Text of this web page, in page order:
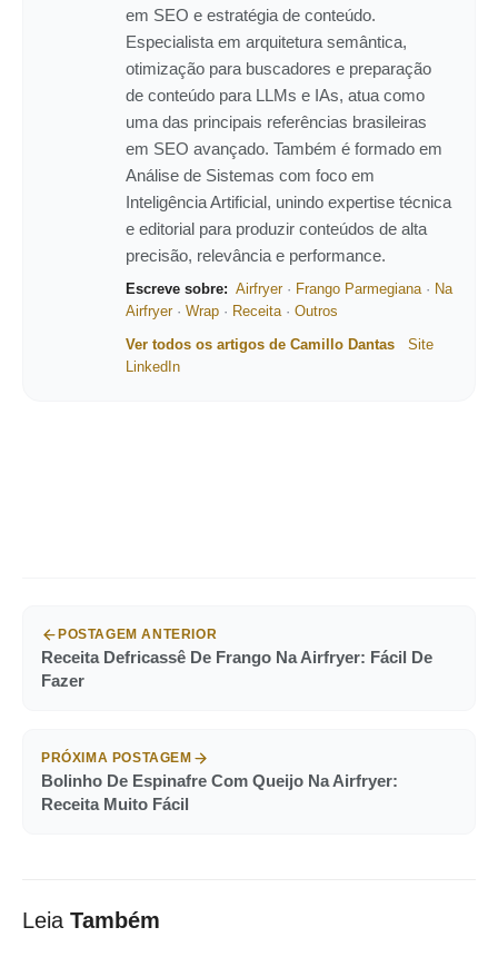
em SEO e estratégia de conteúdo.
Especialista em arquitetura semântica,
otimização para buscadores e preparação
de conteúdo para LLMs e IAs, atua como
uma das principais referências brasileiras
em SEO avançado. Também é formado em
Análise de Sistemas com foco em
Inteligência Artificial, unindo expertise técnica
e editorial para produzir conteúdos de alta
precisão, relevância e performance.
Escreve sobre: Airfryer· Frango Parmegiana· Na
Airfryer· Wrap · Receita· Outros
Ver todos os artigos de Camillo Dantas
Site
LinkedIn
POSTAGEM ANTERIOR
Receita Defricassê De Frango Na Airfryer: Fácil De
Fazer
PRÓXIMA POSTAGEM
Bolinho De Espinafre Com Queijo Na Airfryer:
Receita Muito Fácil
Leia Também